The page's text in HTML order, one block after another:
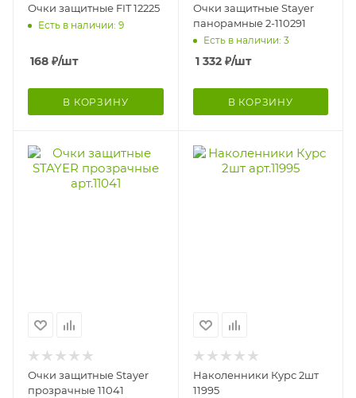
Очки защитные FIT 12225
Есть в наличии: 9
168 ₽/шт
В КОРЗИНУ
Очки защитные Stayer
панорамные 2-110291
Есть в наличии: 3
1 332₽/шт
В КОРЗИНУ
Очки защитные Stayer
прозрачные 11041
Наколенники Курс 2шт
11995